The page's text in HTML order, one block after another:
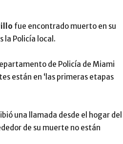
fue encontrado muerto en su
la Policía local.
de Policía de Miami
están en ‘las primeras etapas
una llamada desde el hogar del
de su muerte no están